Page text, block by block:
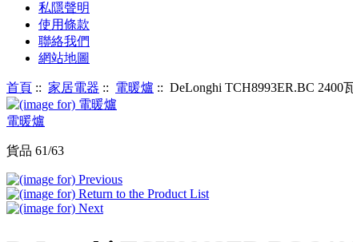
私隱聲明
使用條款
聯絡我們
網站地圖
首頁 :: 家居電器 :: 電暖爐 :: DeLonghi TCH8993ER.BC
電暖爐
貨品 61/63